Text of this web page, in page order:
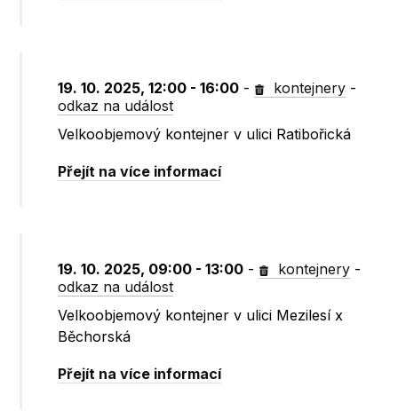
19. 10. 2025, 12:00 - 16:00 - kontejnery -
odkaz na událost
Velkoobjemový kontejner v ulici Ratibořická
Přejít na více informací
19. 10. 2025, 09:00 - 13:00 - kontejnery -
odkaz na událost
Velkoobjemový kontejner v ulici Mezilesí x
Běchorská
Přejít na více informací